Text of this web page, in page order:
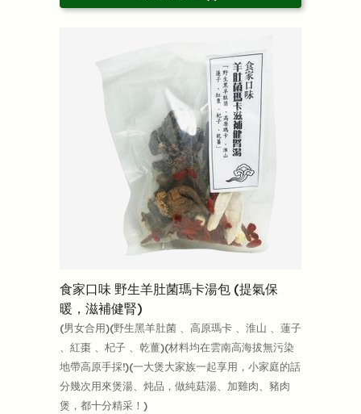
食家口味 野生羊肚菌瑪卡湯包 (提氣保
暖，滋補健腎)
(男女合用)(野生黑羊肚菌 、高原瑪卡 、淮山 、蓮子
、紅棗 、杞子 、乾薑)(材料均在雲南高海拔無污染
地帶高原手採!)(一大煲大家族一起享用，小家庭的話
分幾次用來煲湯、炖品，做純菇湯、加雞肉、豬肉
煲，都十分精采！)